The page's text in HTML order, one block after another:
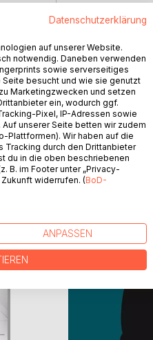
durchlebt Dr. John Stengel
welches du gerne hättest.
anregen soll, über ihren
BEIBoD
Datenschutzerklärung
auf unserer Website.
notwendig. Daneben verwenden
sowie serverseitiges
Seite besucht und wie sie genutzt
Marketingzwecken und setzen
ein, wodurch ggf.
Pixel, IP-Adressen sowie
unserer Seite betten wir zudem
Plattformen). Wir haben auf die
durch den Drittanbieter
du in die oben beschriebenen
B. im Footer unter „Privacy-
widerrufen. (BoD-
ANPASSEN